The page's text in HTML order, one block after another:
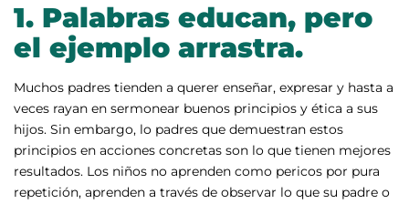
1. Palabras educan, pero
el ejemplo arrastra.
Muchos padres tienden a querer enseñar, expresar y hasta a
veces rayan en sermonear buenos principios y ética a sus
hijos. Sin embargo, lo padres que demuestran estos
principios en acciones concretas son lo que tienen mejores
resultados. Los niños no aprenden como pericos por pura
repetición, aprenden a través de observar lo que su padre o